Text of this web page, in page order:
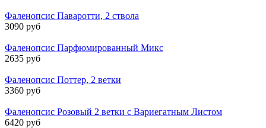
Фаленопсис Паваротти, 2 ствола
3090 руб
Фаленопсис Парфюмированный Микс
2635 руб
Фаленопсис Поттер, 2 ветки
3360 руб
Фаленопсис Розовый 2 ветки с Вариегатным Листом
6420 руб